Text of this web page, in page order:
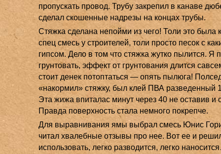
пропускать провод. Трубу закрепил в канаве
сделал скошенные надрезы на концах трубы.
Стяжка сделана непойми из чего! Толи это была
спец смесь у строителей, толи просто песок с
гипсом. Дело в том что стяжка жутко пылится. Я
грунтовать, эффект от грунтования длится
стоит денек потоптаться — опять пылюга!
«накормил» стяжку, был клей ПВА разведенный
Эта жижа впиталас минут через 40 не оставив и
Правда поверхность стала немного покрепче.
Для выравнивания ямы выбрал смесь Юнис
читал хвалебные отзывы про нее. Вот ее и
использовать, легко разводится, легко